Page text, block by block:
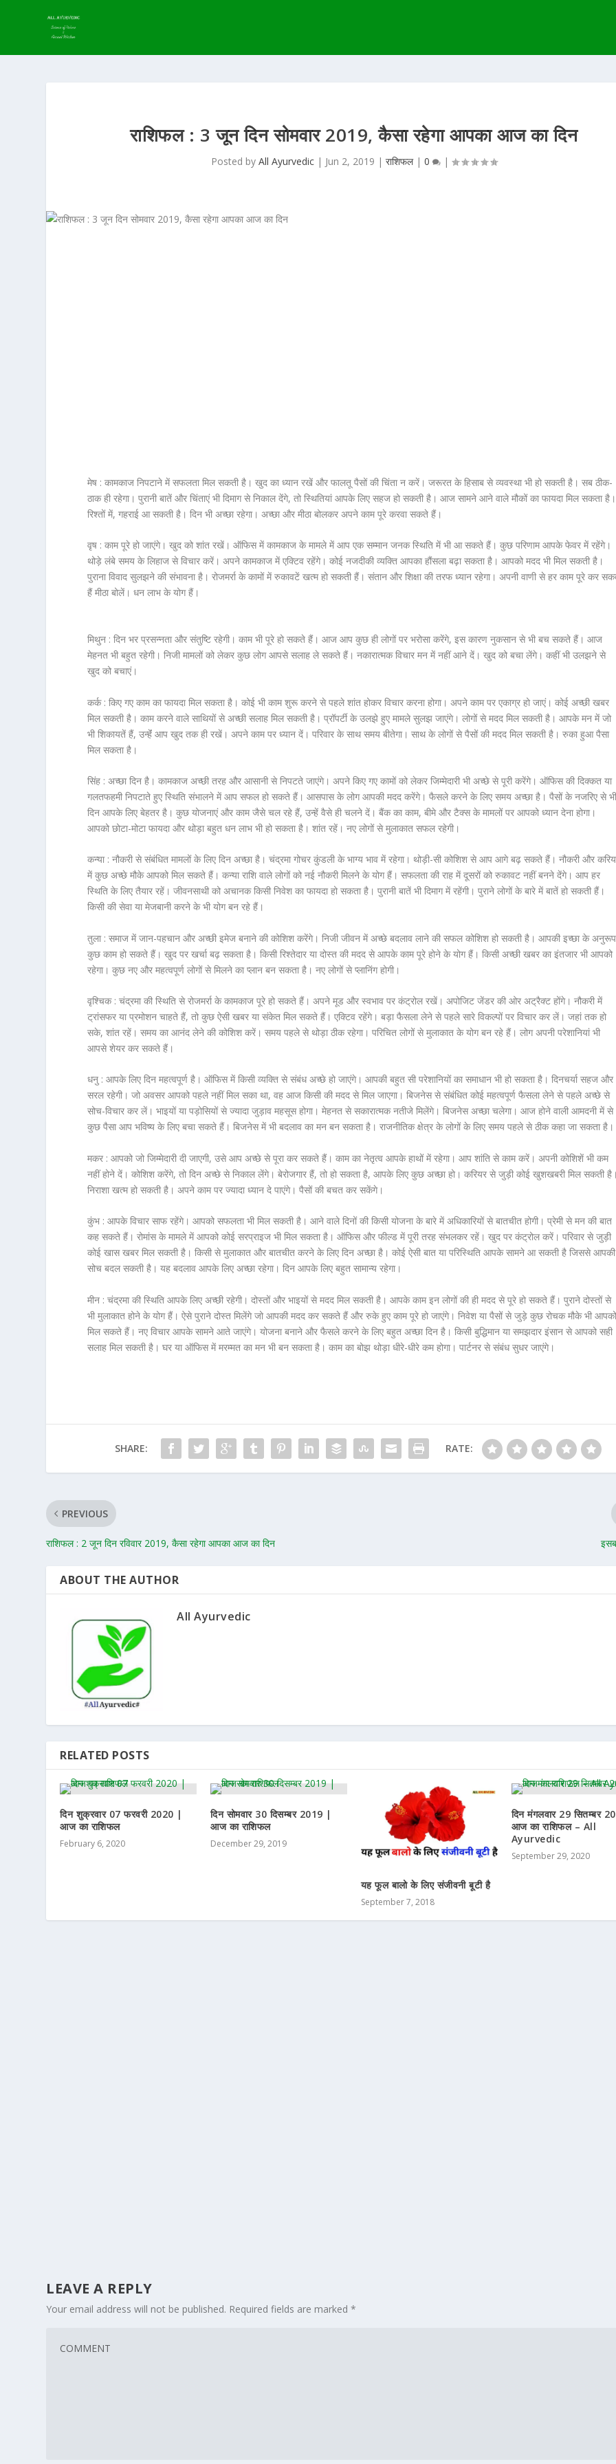
राशिफल : 3 जून दिन सोमवार 2019, कैसा रहेगा आपका आज का दिन
Posted by All Ayurvedic| Jun 2, 2019 | राशिफल| 0 |
मेष : कामकाज निपटाने में सफलता मिल सकती है। खुद का ध्यान रखें और फालतू पैसों की चिंता न करें। जरूरत के हिसाब से व्यवस्था भी हो सकती है। सब ठीक-
ठाक ही रहेगा। पुरानी बातें और चिंताएं भी दिमाग से निकाल देंगे, तो स्थितियां आपके लिए सहज हो सकती है। आज सामने आने वाले मौकों का फायदा मिल सकता है।
रिश्तों में, गहराई आ सकती है। दिन भी अच्छा रहेगा। अच्छा और मीठा बोलकर अपने काम पूरे करवा सकते हैं।
वृष : काम पूरे हो जाएंगे। खुद को शांत रखें। ऑफिस में कामकाज के मामले में आप एक सम्मान जनक स्थिति में भी आ सकते हैं। कुछ परिणाम आपके फेवर में रहेंगे।
थोड़े लंबे समय के लिहाज से विचार करें। अपने कामकाज में एक्टिव रहेंगे। कोई नजदीकी व्यक्ति आपका हौंसला बढ़ा सकता है। आपको मदद भी मिल सकती है।
पुराना विवाद सुलझने की संभावना है। रोजमर्रा के कामों में रुकावटें खत्म हो सकती हैं। संतान और शिक्षा की तरफ ध्यान रहेगा। अपनी वाणी से हर काम पूरे कर
हैं मीठा बोलें। धन लाभ के योग हैं।
मिथुन : दिन भर प्रसन्नता और संतुष्टि रहेगी। काम भी पूरे हो सकते हैं। आज आप कुछ ही लोगों पर भरोसा करेंगे, इस कारण नुकसान से भी बच सकते हैं। आज
मेहनत भी बहुत रहेगी। निजी मामलों को लेकर कुछ लोग आपसे सलाह ले सकते हैं। नकारात्मक विचार मन में नहीं आने दें। खुद को बचा लेंगे। कहीं भी उलझने से
खुद को बचाएं।
कर्क :किए गए काम का फायदा मिल सकता है। कोई भी काम शुरू करने से पहले शांत होकर विचार करना होगा। अपने काम पर एकाग्र हो जाएं। कोई अच्छी खबर
मिल सकती है। काम करने वाले साथियों से अच्छी सलाह मिल सकती है। प्रॉपर्टी के उलझे हुए मामले सुलझ जाएंगे। लोगों से मदद मिल सकती है। आपके मन में जो
भी शिकायतें हैं, उन्हेंं आप खुद तक ही रखें। अपने काम पर ध्यान दें। परिवार के साथ समय बीतेगा। साथ के लोगों से पैसों की मदद मिल सकती है। रुका हुआ पैसा
मिल सकता है।
सिंह : अच्छा दिन है। कामकाज अच्छी तरह और आसानी से निपटते जाएंगे। अपने किए गए कामों को लेकर जिम्मेदारी भी अच्छे से पूरी करेंगे। ऑफिस की दिक्कत या
गलतफहमी निपटाते हुए स्थिति संभालने में आप सफल हो सकते हैं। आसपास के लोग आपकी मदद करेंगे। फैसले करने के लिए समय अच्छा है। पैसों के नजरिए से
दिन आपके लिए बेहतर है। कुछ योजनाएं और काम जैसे चल रहे हैं, उन्हें वैसे ही चलने दें। बैंक का काम, बीमे और टैक्स के मामलों पर आपको ध्यान देना होगा।
आपको छोटा-मोटा फायदा और थोड़ा बहुत धन लाभ भी हो सकता है। शांत रहें। नए लोगों से मुलाकात सफल रहेगी।
कन्या : नौकरी से संबंधित मामलों के लिए दिन अच्छा है। चंद्रमा गोचर कुंडली के भाग्य भाव में रहेगा। थोड़ी-सी कोशिश से आप आगे बढ़ सकते हैं। नौकरी और
में कुछ अच्छे मौके आपको मिल सकते हैं। कन्या राशि वाले लोगों को नई नौकरी मिलने के योग हैं। सफलता की राह में दूसरों को रुकावट नहीं बनने देंगे। आप हर
स्थिति के लिए तैयार रहें। जीवनसाथी को अचानक किसी निवेश का फायदा हो सकता है। पुरानी बातें भी दिमाग में रहेंगी। पुराने लोगों के बारे में बातें हो सकती हैं।
किसी की सेवा या मेजबानी करने के भी योग बन रहे हैं।
तुला : समाज में जान-पहचान और अच्छी इमेज बनाने की कोशिश करेंगे। निजी जीवन में अच्छे बदलाव लाने की सफल कोशिश हो सकती है। आपकी इच्छा के अनुरूप
कुछ काम हो सकते हैं। खुद पर खर्चा बढ़ सकता है। किसी रिश्तेदार या दोस्त की मदद से आपके काम पूरे होने के योग हैं। किसी अच्छी खबर का इंतजार भी आपको
रहेगा। कुछ नए और महत्वपूर्ण लोगों से मिलने का प्लान बन सकता है। नए लोगों से प्लानिंग होगी।
वृश्चिक : चंद्रमा की स्थिति से रोजमर्रा के कामकाज पूरे हो सकते हैं। अपने मूड और स्वभाव पर कंट्रोल रखें। अपोजिट जेंडर की ओर अट्रैक्ट होंगे। नौकरी में
ट्रांसफर या प्रमोशन चाहते हैं, तो कुछ ऐसी खबर या संकेत मिल सकते हैं। एक्टिव रहेंगे। बड़ा फैसला लेने से पहले सारे विकल्पों पर विचार कर लें। जहां तक हो
सके, शांत रहें। समय का आनंद लेने की कोशिश करें। समय पहले से थोड़ा ठीक रहेगा। परिचित लोगों से मुलाकात के योग बन रहे हैं। लोग अपनी परेशानियां भी
आपसे शेयर कर सकते हैं।
धनु : आपके लिए दिन महत्वपूर्ण है। ऑफिस में किसी व्यक्ति से संबंध अच्छे हो जाएंगे। आपकी बहुत सी परेशानियों का समाधान भी हो सकता है। दिनचर्या सहज और
सरल रहेगी। जो अवसर आपको पहले नहीं मिल सका था, वह आज किसी की मदद से मिल जाएगा। बिजनेस से संबंधित कोई महत्वपूर्ण फैसला लेने से पहले अच्छे से
सोच-विचार कर लें। भाइयों या पड़ोसियों से ज्यादा जुड़ाव महसूस होगा। मेहनत से सकारात्मक नतीजे मिलेंगे। बिजनेस अच्छा चलेगा। आज होने वाली आमदनी में से
कुछ पैसा आप भविष्य के लिए बचा सकते हैं। बिजनेस में भी बदलाव का मन बन सकता है। राजनीतिक क्षेत्र के लोगों के लिए समय पहले से ठीक कहा जा सकता है।
मकर : आपको जो जिम्मेदारी दी जाएगी, उसे आप अच्छे से पूरा कर सकते हैं। काम का नेतृत्व आपके हाथों में रहेगा। आप शांति से काम करें। अपनी कोशिशें भी कम
नहीं होने दें। कोशिश करेंगे, तो दिन अच्छे से निकाल लेंगे। बेरोजगार हैं, तो हो सकता है, आपके लिए कुछ अच्छा हो। करियर से जुड़ी कोई खुशखबरी मिल सकती
निराशा खत्म हो सकती है। अपने काम पर ज्यादा ध्यान दे पाएंगे। पैसों की बचत कर सकेंगे।
कुंभ : आपके विचार साफ रहेंगे। आपको सफलता भी मिल सकती है। आने वाले दिनों की किसी योजना के बारे में अधिकारियों से बातचीत होगी। प्रेमी से मन की बात
कह सकते हैं। रोमांस के मामले में आपको कोई सरप्राइज भी मिल सकता है। ऑफिस और फील्ड में पूरी तरह संभलकर रहें। खुद पर कंट्रोल करें। परिवार से जुड़ी
कोई खास खबर मिल सकती है। किसी से मुलाकात और बातचीत करने के लिए दिन अच्छा है। कोई ऐसी बात या परिस्थिति आपके सामने आ सकती है जिससे आपकी
सोच बदल सकती है। यह बदलाव आपके लिए अच्छा रहेगा। दिन आपके लिए बहुत सामान्य रहेगा।
मीन : चंद्रमा की स्थिति आपके लिए अच्छी रहेगी। दोस्तों और भाइयों से मदद मिल सकती है। आपके काम इन लोगों की ही मदद से पूरे हो सकते हैं। पुराने दोस्तों से
भी मुलाकात होने के योग हैं। ऐसे पुराने दोस्त मिलेंगे जो आपकी मदद कर सकते हैं और रुके हुए काम पूरे हो जाएंगे। निवेश या पैसों से जुड़े कुछ रोचक मौके भी
मिल सकते हैं। नए विचार आपके सामने आते जाएंगे। योजना बनाने और फैसले करने के लिए बहुत अच्छा दिन है। किसी बुद्धिमान या समझदार इंसान से आपको सही
सलाह मिल सकती है। घर या ऑफिस में मरम्मत का मन भी बन सकता है। काम का बोझ थोड़ा धीरे-धीरे कम होगा। पार्टनर से संबंध सुधर जाएंगे।
SHARE: RATE:
PREVIOUS
राशिफल : 2 जून दिन रविवार 2019, कैसा रहेगा आपका आज का दिन
ABOUT THE AUTHOR
All Ayurvedic
RELATED POSTS
दिन शुक्रवार 07 फरवरी 2020 |
आज का राशिफल
February 6, 2020
दिन सोमवार 30 दिसम्बर 2019 |
आज का राशिफल
December 29, 2019
यह फूल बालो के लिए संजीवनी बूटी है
September 7, 2018
दिन मंगलवार 29 सितम्बर
आज का राशिफल – All
Ayurvedic
September 29, 2020
LEAVE A REPLY
Your email address will not be published. Required fields are marked*